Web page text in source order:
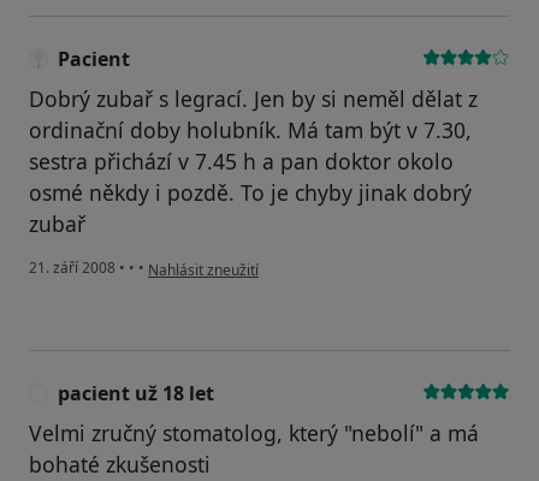
Pacient
Dobrý zubař s legrací. Jen by si neměl dělat z
ordinační doby holubník. Má tam být v 7.30,
sestra přichází v 7.45 h a pan doktor okolo
osmé někdy i pozdě. To je chyby jinak dobrý
zubař
21. září 2008 • • • podle názoru uživatele Pacient
Nahlásit zneužití
pacient už 18 let
Velmi zručný stomatolog, který "nebolí" a má
bohaté zkušenosti